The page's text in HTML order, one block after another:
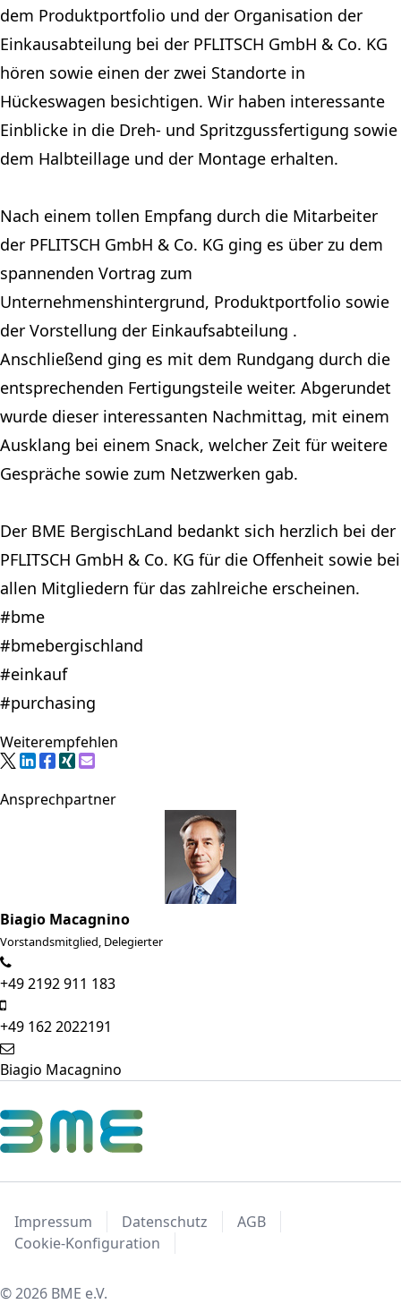
dem Produktportfolio und der Organisation der
Einkausabteilung bei der PFLITSCH GmbH & Co. KG
hören sowie einen der zwei Standorte in
Hückeswagen besichtigen. Wir haben interessante
Einblicke in die Dreh- und Spritzgussfertigung sowie
dem Halbteillage und der Montage erhalten.
Nach einem tollen Empfang durch die Mitarbeiter
der PFLITSCH GmbH & Co. KG ging es über zu dem
spannenden Vortrag zum
Unternehmenshintergrund, Produktportfolio sowie
der Vorstellung der Einkaufsabteilung .
Anschließend ging es mit dem Rundgang durch die
entsprechenden Fertigungsteile weiter. Abgerundet
wurde dieser interessanten Nachmittag, mit einem
Ausklang bei einem Snack, welcher Zeit für weitere
Gespräche sowie zum Netzwerken gab.
Der BME BergischLand bedankt sich herzlich bei der
PFLITSCH GmbH & Co. KG für die Offenheit sowie bei
allen Mitgliedern für das zahlreiche erscheinen.
#bme
#bmebergischland
#einkauf
#purchasing
Weiterempfehlen
Ansprechpartner
Biagio Macagnino
Vorstandsmitglied, Delegierter
+49 2192 911 183
+49 162 2022191
Biagio Macagnino
Impressum Datenschutz
AGB
Cookie-Konfiguration
© 2026 BME e.V.